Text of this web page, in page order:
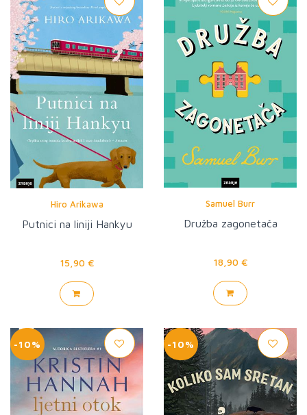
Hiro Arikawa
Putnici na liniji Hankyu
15,90 €
Samuel Burr
Družba zagonetača
18,90 €
-10% -10%